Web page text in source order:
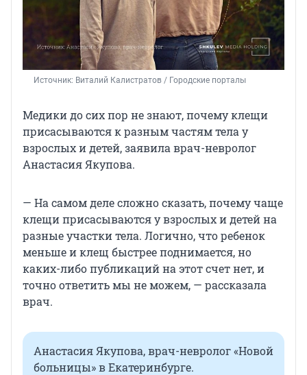
Источник: Виталий Калистратов / Городские порталы
Медики до сих пор не знают, почему клещи
присасываются к разным частям тела у
взрослых и детей, заявила врач-невролог
Анастасия Якупова.
— На самом деле сложно сказать, почему чаще
клещи присасываются у взрослых и детей на
разные участки тела. Логично, что ребенок
меньше и клещ быстрее поднимается, но
каких-либо публикаций на этот счет нет, и
точно ответить мы не можем, — рассказала
врач.
Анастасия Якупова, врач-невролог «Новой
больницы» в Екатеринбурге.